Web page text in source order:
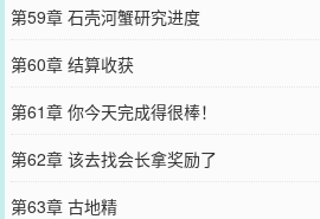
第59章 石壳河蟹研究进度
第60章 结算收获
第61章 你今天完成得很棒！
第62章 该去找会长拿奖励了
第63章 古地精